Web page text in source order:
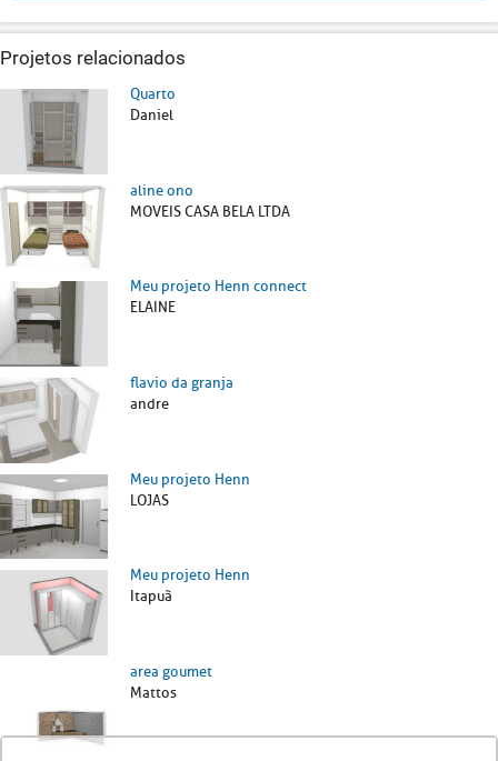
Projetos relacionados
Quarto
Daniel
aline ono
MOVEIS CASA BELA LTDA
Meu projeto Henn connect
ELAINE
flavio da granja
andre
Meu projeto Henn
LOJAS
Meu projeto Henn
Itapuã
area goumet
Mattos